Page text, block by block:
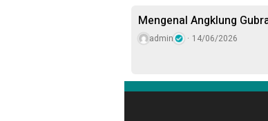
Mengenal Angklung
admin 14/06/2026